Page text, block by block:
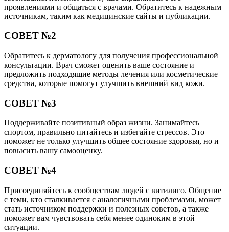
проявлениями и общаться с врачами. Обратитесь к надежным
источникам, таким как медицинские сайты и публикации.
СОВЕТ №2
Обратитесь к дерматологу для получения профессиональной
консультации. Врач сможет оценить ваше состояние и
предложить подходящие методы лечения или косметические
средства, которые помогут улучшить внешний вид кожи.
СОВЕТ №3
Поддерживайте позитивный образ жизни. Занимайтесь
спортом, правильно питайтесь и избегайте стрессов. Это
поможет не только улучшить общее состояние здоровья, но и
повысить вашу самооценку.
СОВЕТ №4
Присоединяйтесь к сообществам людей с витилиго. Общение
с теми, кто сталкивается с аналогичными проблемами, может
стать источником поддержки и полезных советов, а также
поможет вам чувствовать себя менее одиноким в этой
ситуации.